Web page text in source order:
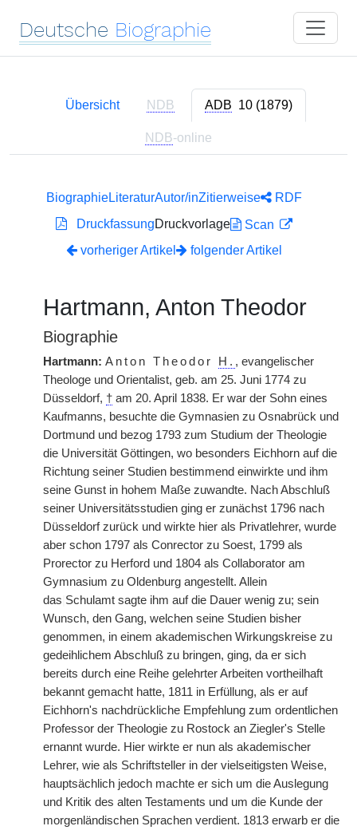
Deutsche Biographie
Übersicht NDB ADB 10 (1879)
NDB-online
BiographieLiteraturAutor/inZitierweise
RDF
DruckfassungDruckvorlage
Scan
vorheriger Artikel
folgender Artikel
Hartmann, Anton Theodor
Biographie
Hartmann: Anton Theodor H. , evangelischer
Theologe und Orientalist, geb. am 25. Juni 1774 zu
Düsseldorf, † am 20. April 1838. Er war der Sohn eines
Kaufmanns, besuchte die Gymnasien zu Osnabrück und
Dortmund und bezog 1793 zum Studium der Theologie
die Universität Göttingen, wo besonders Eichhorn auf die
Richtung seiner Studien bestimmend einwirkte und ihm
seine Gunst in hohem Maße zuwandte. Nach Abschluß
seiner Universitätsstudien ging er zunächst 1796 nach
Düsseldorf zurück und wirkte hier als Privatlehrer, wurde
aber schon 1797 als Conrector zu Soest, 1799 als
Prorector zu Herford und 1804 als Collaborator am
Gymnasium zu Oldenburg angestellt. Allein
das Schulamt sagte ihm auf die Dauer wenig zu; sein
Wunsch, den Gang, welchen seine Studien bisher
genommen, in einem akademischen Wirkungskreise zu
gedeihlichem Abschluß zu bringen, ging, da er sich
bereits durch eine Reihe gelehrter Arbeiten vortheilhaft
bekannt gemacht hatte, 1811 in Erfüllung, als er auf
Eichhorn's nachdrückliche Empfehlung zum ordentlichen
Professor der Theologie zu Rostock an Ziegler's Stelle
ernannt wurde. Hier wirkte er nun als akademischer
Lehrer, wie als Schriftsteller in der vielseitigsten Weise,
hauptsächlich jedoch machte er sich um die Auslegung
und Kritik des alten Testaments und um die Kunde der
morgenländischen Sprachen verdient. 1813 erwarb er die